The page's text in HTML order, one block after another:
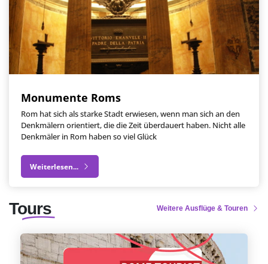
Tours Weitere Ausflüge & Touren
Tourismuskarte Rom
Monumente Roms
Rom hat sich als starke Stadt erwiesen, wenn man sich an den
Denkmälern orientiert, die die Zeit überdauert haben. Nicht alle
Denkmäler in Rom haben so viel Glück
Weiterlesen...